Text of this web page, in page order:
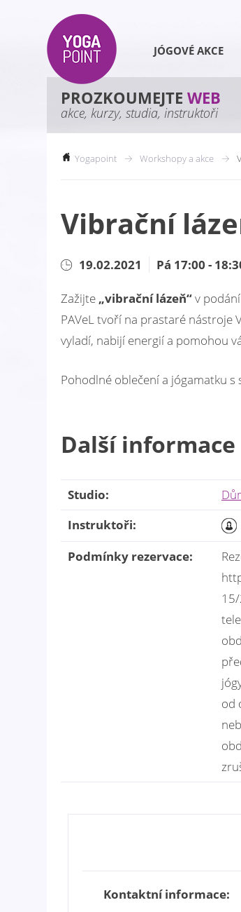
JÓGOVÉ AKCE
PROZKOUMEJTE WEB
akce, kurzy, studia, instruktoři
Yogapoint Workshopy a akce
Vibrační
19.02.2021 Pá 17:00 -
Zažijte „vibrační lázeň“v
PAVeL tvoří na prastaré nástroje
vyladí, nabijí energií a pomohou
Pohodlné oblečení a jógamatku s
Další informace
Studio:
Instruktoři:
Podmínky rezervace:
od
Kontaktní informace: